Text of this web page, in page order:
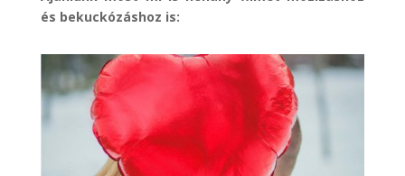
és bekuckózáshoz is: